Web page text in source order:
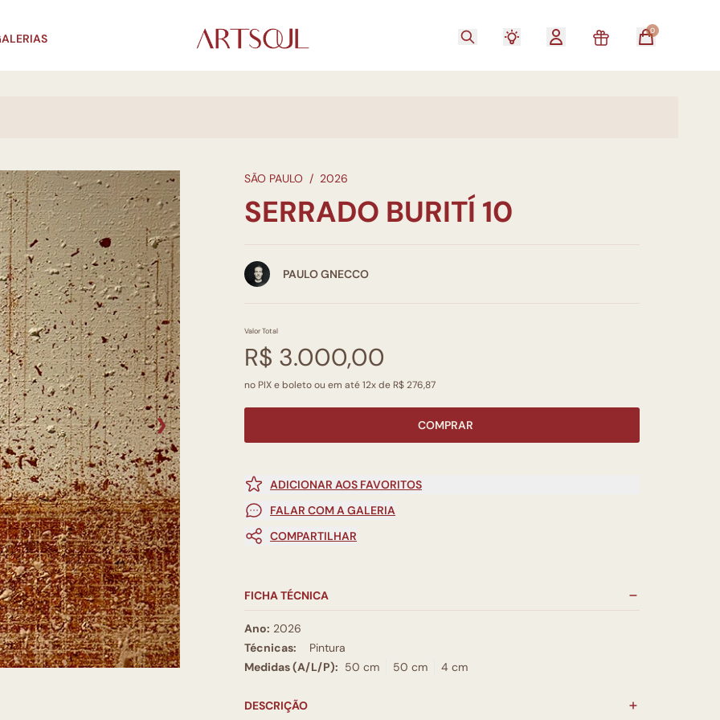
0
❯
SÃO PAULO / 2026
SERRADO BURITÍ 10
PAULO GNECCO
Valor Total
R$ 3.000,00
no PIX e boleto ou em até 12x de R$ 276,87
COMPRAR
ADICIONAR AOS FAVORITOS
FALAR COM A GALERIA
COMPARTILHAR
FICHA TÉCNICA
Ano: 2026
Técnicas:
Pintura
Medidas (A/L/P): 50 cm 50 cm 4 cm
DESCRIÇÃO